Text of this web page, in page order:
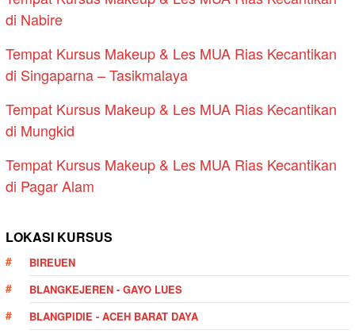
di Nabire
Tempat Kursus Makeup & Les MUA Rias Kecantikan
di Singaparna – Tasikmalaya
Tempat Kursus Makeup & Les MUA Rias Kecantikan
di Mungkid
Tempat Kursus Makeup & Les MUA Rias Kecantikan
di Pagar Alam
LOKASI KURSUS
BIREUEN
BLANGKEJEREN - GAYO LUES
BLANGPIDIE - ACEH BARAT DAYA